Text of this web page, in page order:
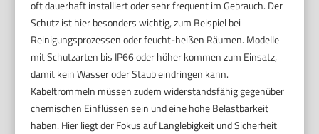
oft dauerhaft installiert oder sehr frequent im Gebrauch. Der
Schutz ist hier besonders wichtig, zum Beispiel bei
Reinigungsprozessen oder feucht-heißen Räumen. Modelle
mit Schutzarten bis IP66 oder höher kommen zum Einsatz,
damit kein Wasser oder Staub eindringen kann.
Kabeltrommeln müssen zudem widerstandsfähig gegenüber
chemischen Einflüssen sein und eine hohe Belastbarkeit
haben. Hier liegt der Fokus auf Langlebigkeit und Sicherheit